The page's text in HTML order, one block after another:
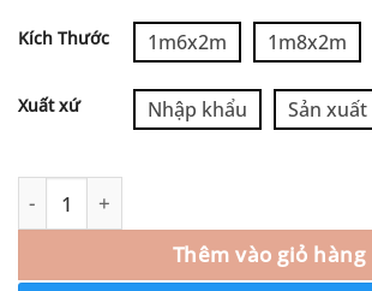
Kích Thước 1m6x2m 1m8x2m
Xuất xứ Nhập khẩu Sản xuất
Thêm vào giỏ hàng